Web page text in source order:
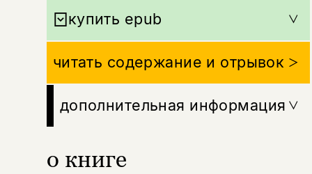
о книге
купить epub
читать содержание и отрывок
дополнительная информация